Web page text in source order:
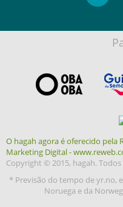
O hagah agora é oferecido pela
Marketing Digital -
Copyright © 2015, hagah.
* Previsão do tempo de yr.no,
Noruega e da